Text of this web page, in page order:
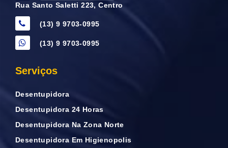
Rua Santo Saletti 223, Centro
(13) 9 9703-0995
(13) 9 9703-0995
Serviços
Desentupidora
Desentupidora 24 Horas
Desentupidora Na Zona Norte
Desentupidora Em Higienopolis